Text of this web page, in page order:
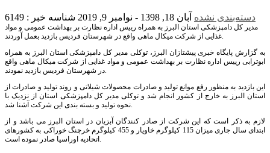
دسته‌بندی نشده آبان 18, 1398 - نوامبر 9, 2019 شناسه خبر : 6149
مدیر کل دامپزشکی استان البرز به همراه رییس اداره نظارت بر بهداشت عمومی و مواد
غذایی از شرکت میکال ماهی واقع در شهرستان فردیس بازدید بعمل آوردند.
به گزارش پایگاه خبری پیشتازان البرز، توکلی مدیر کل دامپزشکی استان البرز به همراه
ابوترابی رییس اداره نظارت بر بهداشت عمومی و مواد غذایی از شرکت میکال ماهی واقع
در شهرستان فردیس بازدید نمودند.
این بازدید به منظور رفع موانع تولید و صادرات محصولات شیلاتی و روند تولید و صادرات از
استان البرز به خارج از کشور انجام شد و توکلی مدیر کل دامپزشکی استان از نزدیک با
نحوه تولید و بسته بندی این شرکت آشنا شد.
لازم به ذکر است که این شرکت از صادر کنندگان آبزیان در استان البرز می باشد و از
ابتدای سال جاری میزان 115 کیلوگرم خاویار و 455 کیلوگرم خرچنگ خوراکی به کشورهای
اتحادیه اوراسیا صادر نموده است.